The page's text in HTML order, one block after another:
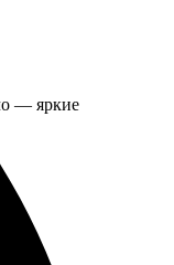
— яркие